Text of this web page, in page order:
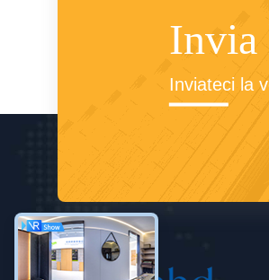
Invia
Inviateci la